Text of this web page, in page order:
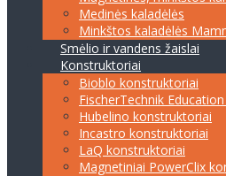
Medinės kaladėlės
Minkštos kaladėlės
Smėlio ir vandens žaislai
Konstruktoriai
Bioblo konstruktoriai
FischerTechnik
Hubelino konstruktoriai
Incastro konstruktoriai
LaQ konstruktoriai
Magnetiniai PowerClix